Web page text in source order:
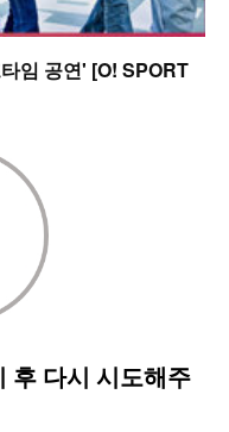
임 공연' [O! SPORT